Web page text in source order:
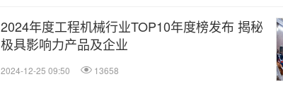
2024年度工程机械行业TOP10年度榜发布 揭秘
极具影响力产品及企业
2024-12-25 09:50 13658